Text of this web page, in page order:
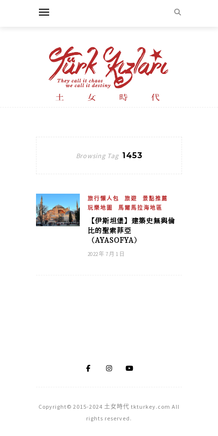
Browsing Tag 1453
旅行懶人包 旅遊
景點推薦
玩樂地圖
馬爾馬拉海地區
【伊斯坦堡】建築史無與倫
比的聖索菲亞
（AYASOFYA）
2022 年 7 月 1 日
Copyright© 2015-2024 土女時代 tkturkey.com All
rights reserved.